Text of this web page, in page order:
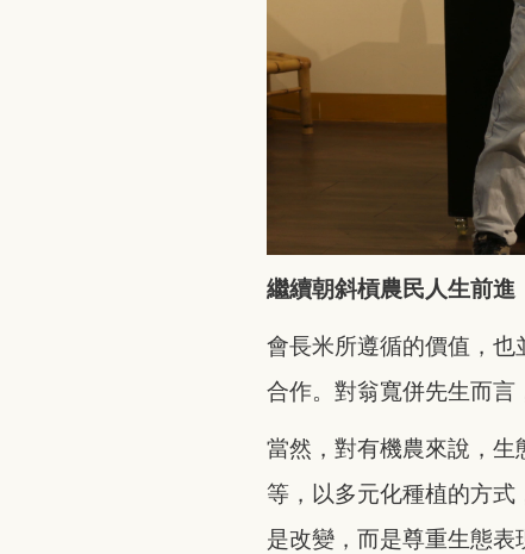
繼續朝斜槓農民人生前進
會長米所遵循的價值，也
合作。對翁寬併先生而言
當然，對有機農來說，
等，以多元化種植的方
是改變，而是尊重生態表